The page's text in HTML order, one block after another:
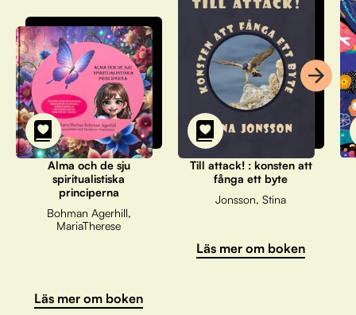
Alma och de sju
spiritualistiska
principerna
Bohman Agerhill,
MariaTherese
Läs mer om boken
Till attack! : konsten att
fånga ett byte
Jonsson, Stina
Läs mer om boken